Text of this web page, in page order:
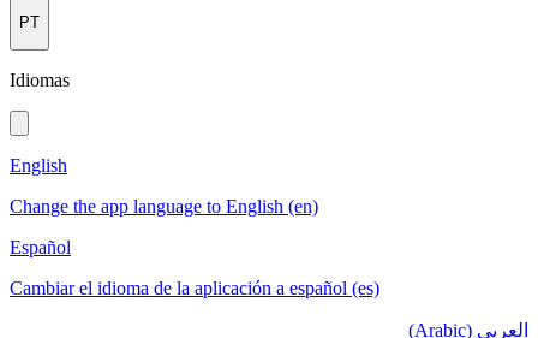
PT
Idiomas
English
Change the app language to English (en)
Español
Cambiar el idioma de la aplicación a español (es)
العربي (Arabic)